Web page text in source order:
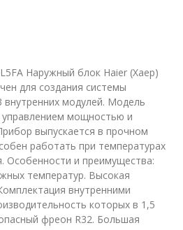
Наружный блок Haier (Хаер)
для создания системы
внутренних модулей. Модель
мощностью и
выпускается в прочном
работать при температурах
Особенности и преимущества:
температур. Высокая
внутренними
которых в 1,5
фреон R32. Большая